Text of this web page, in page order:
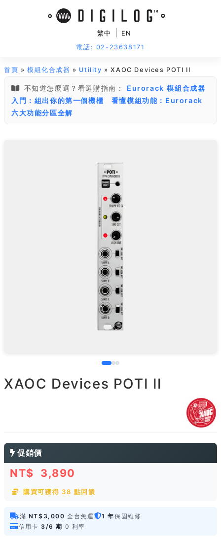
繁中
EN
電話: 02-23638171
首頁 »模組化合成器 » Utility » XAOC Devices POTI II
不知道怎麼選？看選購指南：
Eurorack 模組合成器
入門：組出你的第一個機櫃
看懂模組功能：Eurorack
六大功能分區全解
XAOC Devices POTI II
促銷價
NT$ 3,890
購買可獲得 38 點回饋
滿 NT$3,000 全台免運 1 年保固維修
信用卡 3/6 期 0 利率